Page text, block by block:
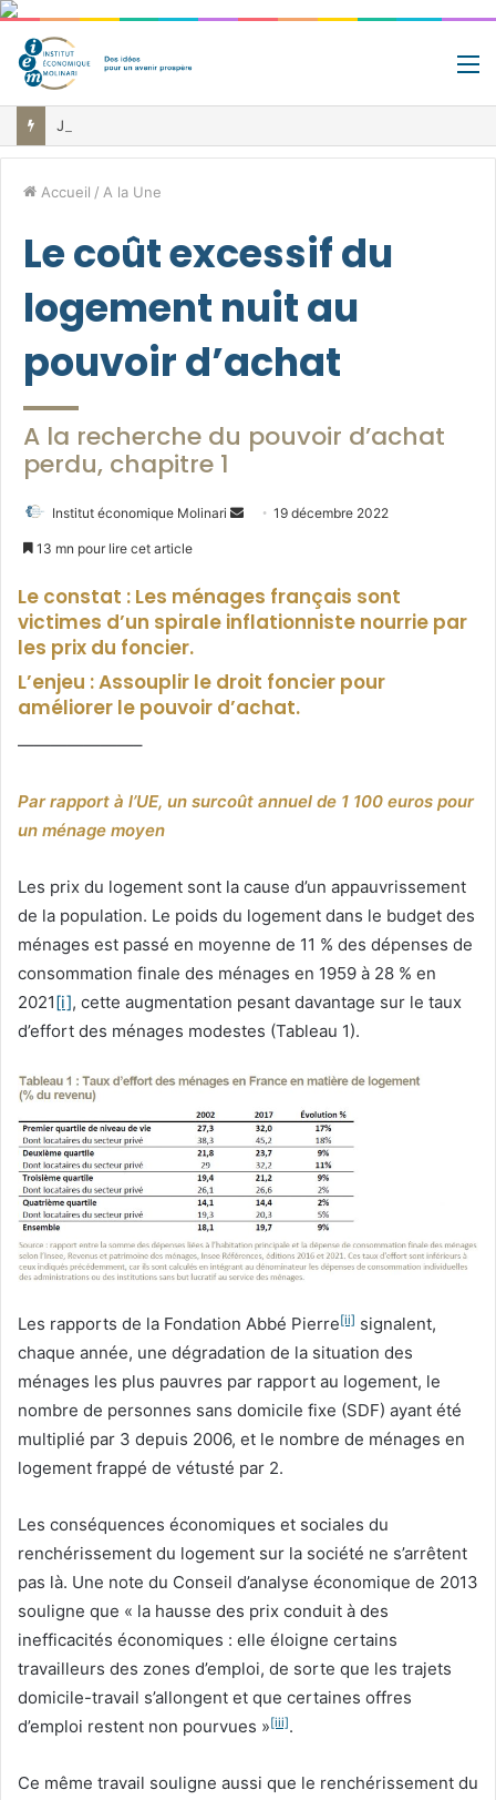
Accueil / A la Une
Le coût excessif du
logement nuit au
pouvoir d’achat
A la recherche du pouvoir d’achat
perdu, chapitre 1
Institut économique Molinari
Envoyer19 décembre 2022
13 mn pour lire cet article
Le constat : Les ménages français sont
victimes d’un spirale inflationniste nourrie par
les prix du foncier.
L’enjeu : Assouplir le droit foncier pour
améliorer le pouvoir d’achat.
———————–
Par rapport à l’UE, un surcoût annuel de 1 100 euros pour
un ménage moyen
Les prix du logement sont la cause d’un appauvrissement
de la population. Le poids du logement dans le budget des
ménages est passé en moyenne de 11 % des dépenses de
consommation finale des ménages en 1959 à 28 % en
2021[i], cette augmentation pesant davantage sur le taux
d’effort des ménages modestes (Tableau 1).
Les rapports de la Fondation Abbé Pierre[ii] signalent,
chaque année, une dégradation de la situation des
ménages les plus pauvres par rapport au logement, le
nombre de personnes sans domicile fixe (SDF) ayant été
multiplié par 3 depuis 2006, et le nombre de ménages en
logement frappé de vétusté par 2.
Les conséquences économiques et sociales du
renchérissement du logement sur la société ne s’arrêtent
pas là. Une note du Conseil d’analyse économique de 2013
souligne que « la hausse des prix conduit à des
inefficacités économiques : elle éloigne certains
travailleurs des zones d’emploi, de sorte que les trajets
domicile-travail s’allongent et que certaines offres
d’emploi restent non pourvues »[iii].
Ce même travail souligne aussi que le renchérissement du